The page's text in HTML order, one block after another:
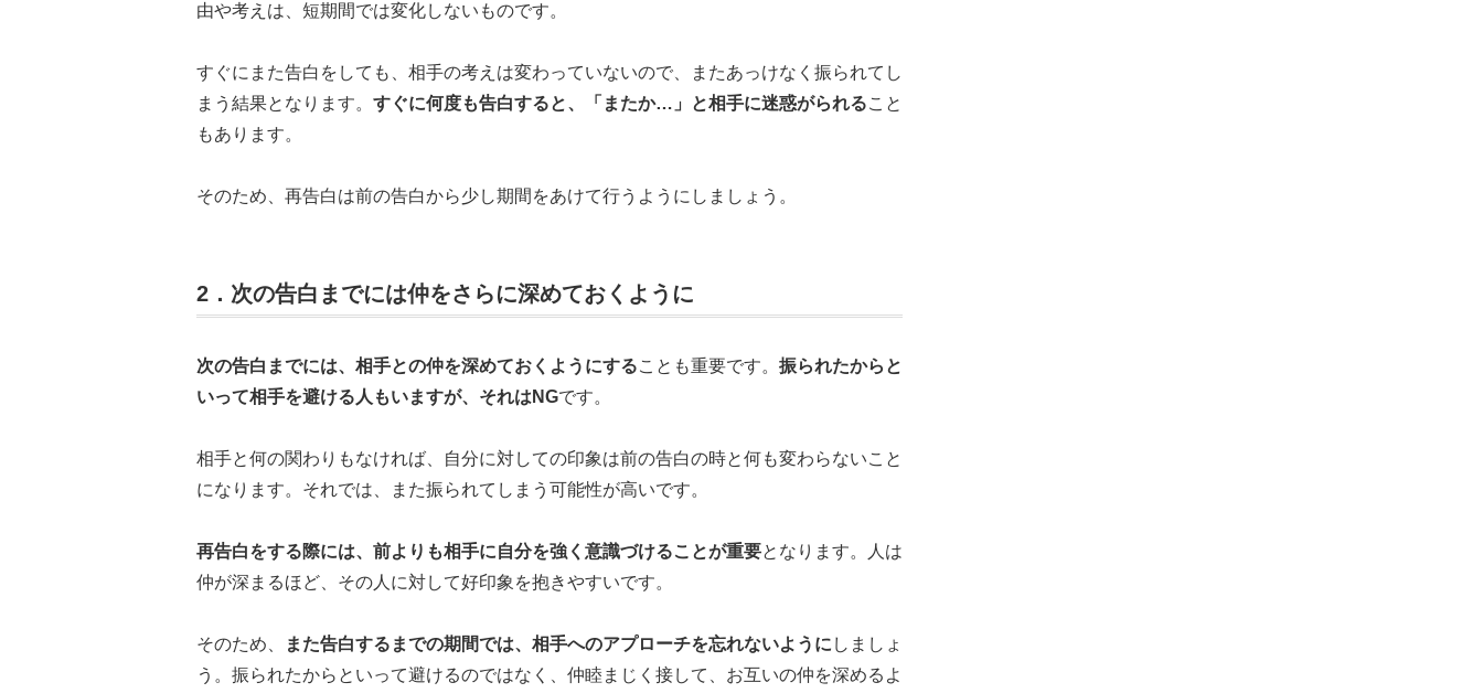
由や考えは、短期間では変化しないものです。
すぐにまた告白をしても、相手の考えは変わっていないので、またあっけなく振られてし
まう結果となります。 すぐに何度も告白すると、「またか…」と相手に迷惑がられること
もあります。
そのため、再告白は前の告白から少し期間をあけて行うようにしましょう。
2．次の告白までには仲をさらに深めておくように
次の告白までには、相手との仲を深めておくようにすることも重要です。 振られたからと
いって相手を避ける人もいますが、それはNGです。
相手と何の関わりもなければ、自分に対しての印象は前の告白の時と何も変わらないこと
になります。それでは、また振られてしまう可能性が高いです。
再告白をする際には、前よりも相手に自分を強く意識づけることが重要となります。人は
仲が深まるほど、その人に対して好印象を抱きやすいです。
そのため、 また告白するまでの期間では、相手へのアプローチを忘れないように しましょ
う。振られたからといって避けるのではなく、仲睦まじく接して、お互いの仲を深めるよ